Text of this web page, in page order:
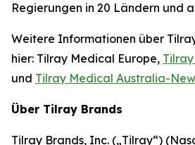
Regierungen in 20 Ländern und
Weitere Informationen über
hier: Tilray Medical Europe,
und Tilray Medical Australia-
Über Tilray Brands
Tilray Brands, Inc. („Tilray“)